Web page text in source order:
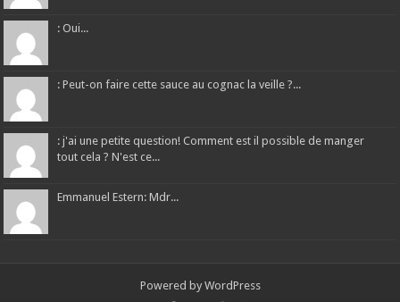
: Oui...
: Peut-on faire cette sauce au cognac la veille ?...
: j'ai une petite question! Comment est il possible de manger
tout cela ? N'est ce...
Emmanuel Estern: Mdr...
Powered by WordPress